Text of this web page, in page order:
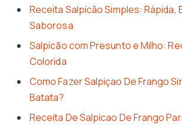
Receita Salpicão Simples: Rápida,
Saborosa
Salpicão com Presunto e Milho:
Colorida
Como Fazer Salpiçao De Frango
Batata?
Receita De Salpicao De Frango